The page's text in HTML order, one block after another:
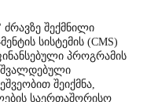
შექმნილი
სისტემის (CMS)
პროგრამის
შეიქმნა,
საერთაშორისო